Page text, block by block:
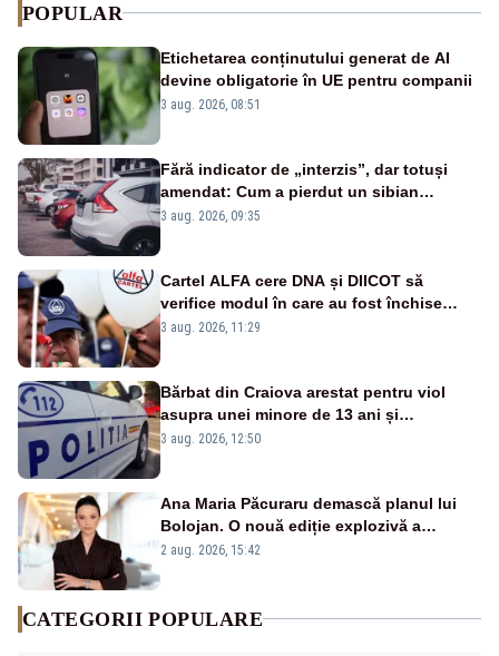
POPULAR
Etichetarea conținutului generat de AI
devine obligatorie în UE pentru companii
3 aug. 2026, 08:51
Fără indicator de „interzis”, dar totuși
amendat: Cum a pierdut un sibian
procesul pentru o parcare în centrul
3 aug. 2026, 09:35
Cartel ALFA cere DNA și DIICOT să
verifice modul în care au fost închise
centralele pe cărbune
3 aug. 2026, 11:29
Bărbat din Craiova arestat pentru viol
asupra unei minore de 13 ani și
pornografie infantilă
3 aug. 2026, 12:50
Ana Maria Păcuraru demască planul lui
Bolojan. O nouă ediție explozivă a
emisiunii „Miza Zilei” la Realitatea PLUS
2 aug. 2026, 15:42
CATEGORII POPULARE